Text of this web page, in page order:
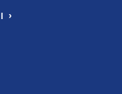
›